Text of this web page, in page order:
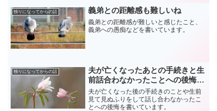
独りになってからの話 義弟との距離感も難しいね
義弟との距離感が難しいと感じたこと、
義弟への愚痴などを書いています。
独りになってからの話
夫が亡くなったあとの手続きと生
前話合わなかったことへの後悔…
夫が亡くなった後の手続きのことや生前
見て見ぬふりをして話し合わなかったこ
とへの後悔を書いています。